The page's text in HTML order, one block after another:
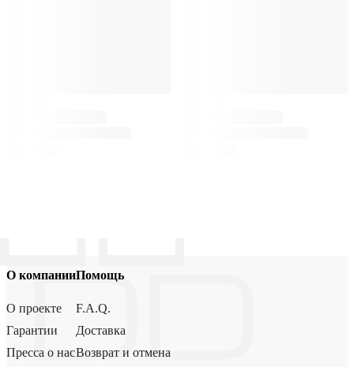
О компании
О проекте
Гарантии
Пресса о нас
Помощь
F.A.Q.
Доставка
Возврат и отмена